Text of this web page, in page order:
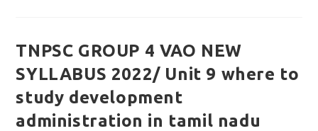
PG
Assistant
Ticket/
முதுகலை
பட்டதாரி
ஆசிரியர்
தேர்வு
எப்பொழுது?
TNPSC GROUP 4 VAO NEW
SYLLABUS 2022/ Unit 9 where to
study development
administration in tamil nadu